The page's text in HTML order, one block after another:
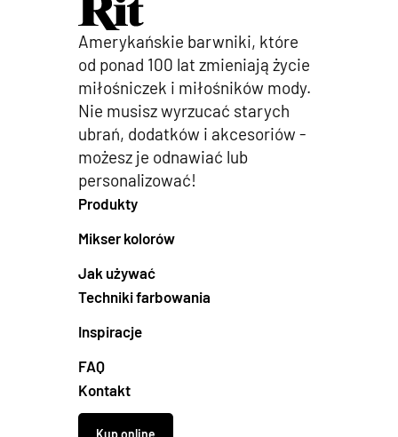
Amerykańskie barwniki, które
od ponad 100 lat zmieniają życie
miłośniczek i miłośników mody.
Nie musisz wyrzucać starych
ubrań, dodatków i akcesoriów -
możesz je odnawiać lub
personalizować!
Produkty
Mikser kolorów
Jak używać
Techniki farbowania
Inspiracje
FAQ
Kontakt